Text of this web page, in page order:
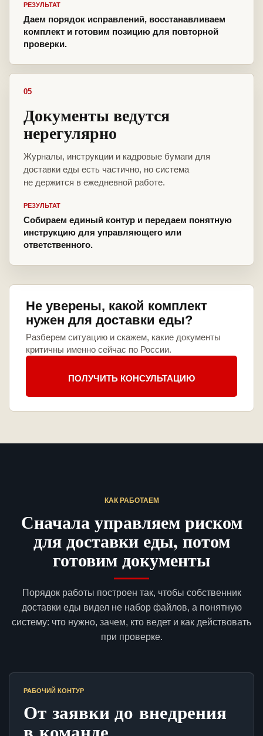
РЕЗУЛЬТАТ
Даем порядок исправлений, восстанавливаем
комплект и готовим позицию для повторной
проверки.
05
Документы ведутся
нерегулярно
Журналы, инструкции и кадровые бумаги для
доставки еды есть частично, но система
не держится в ежедневной работе.
РЕЗУЛЬТАТ
Собираем единый контур и передаем понятную
инструкцию для управляющего или
ответственного.
Не уверены, какой комплект
нужен для доставки еды?
Разберем ситуацию и скажем, какие документы
критичны именно сейчас по России.
ПОЛУЧИТЬ КОНСУЛЬТАЦИЮ
КАК РАБОТАЕМ
Сначала управляем риском
для доставки еды, потом
готовим документы
Порядок работы построен так, чтобы собственник
доставки еды видел не набор файлов, а понятную
систему: что нужно, зачем, кто ведет и как действовать
при проверке.
РАБОЧИЙ КОНТУР
От заявки до внедрения